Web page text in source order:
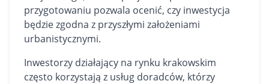
przygotowaniu pozwala ocenić, czy inwestycja
będzie zgodna z przyszłymi założeniami
urbanistycznymi.
Inwestorzy działający na rynku krakowskim
często korzystają z usług doradców, którzy